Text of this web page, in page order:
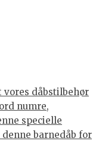
vores dåbstilbehør
numre,
specielle
barnedåb for